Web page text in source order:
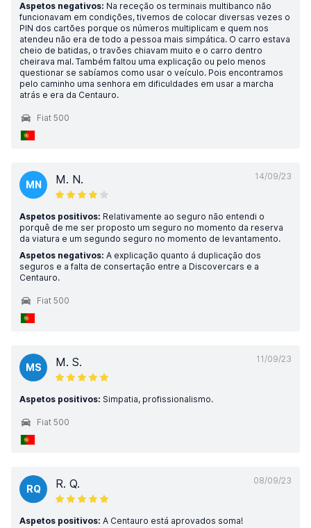
Aspetos negativos: Na receção os terminais multibanco não
funcionavam em condições, tivemos de colocar diversas vezes o
PIN dos cartões porque os números multiplicam e quem nos
atendeu não era de todo a pessoa mais simpática. O carro estava
cheio de batidas, o travões chiavam muito e o carro dentro
cheirava mal. Também faltou uma explicação ou pelo menos
questionar se sabíamos como usar o veículo. Pois encontramos
pelo caminho uma senhora em dificuldades em usar a marcha
atrás e era da Centauro.
Fiat 500
14/09/23
MN M. N.
Aspetos positivos: Relativamente ao seguro não entendi o
porquê de me ser proposto um seguro no momento da reserva
da viatura e um segundo seguro no momento de levantamento.
Aspetos negativos: A explicação quanto á duplicação dos
seguros e a falta de consertação entre a Discovercars e a
Centauro.
Fiat 500
11/09/23
MS M. S.
Aspetos positivos: Simpatia, profissionalismo.
Fiat 500
08/09/23
RQ R. Q.
Aspetos positivos: A Centauro está aprovados soma!